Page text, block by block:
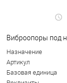
Виброопоры под
Назначение
Артикул
Базовая единица